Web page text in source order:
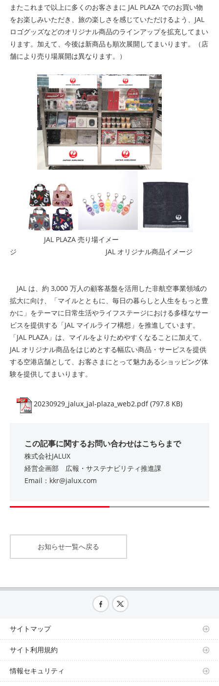
またこれまで以上に多くのお客さまに JAL PLAZA でのお買い物
をお楽しみいただき、旅の楽しさを感じていただけるよう、JAL
ロゴグッズなどのオリジナル商品のラインアップを拡充してまい
ります。加えて、今後は新商品も順次展開してまいります。（店
舗により売り場展開は異なります。）
JAL PLAZA 売り場イメー
ジ JAL オリジナル商品イメージ
JAL は、約 3,000 万人の顧客基盤を活用した非航空事業領域の
拡大に向け、「マイルとともに、毎日の暮らしと人生をもっと豊
かに」をテーマに日常生活やライフステージにおける多様なサー
ビスを提供する「JAL マイルライフ構想」を推進しています。
「JAL PLAZA」は、マイルをよりためやすくなることに加えて、
JAL オリジナル商品をはじめとする幅広い商品・サービスを提供
する空港店舗として、お客さまにとって魅力あるショッピング体
験を提供してまいります。
20230929_jalux_jal-plaza_web2.pdf (797.8 KB)
この記事に関するお問い合わせはこちらまで
株式会社JALUX
経営企画部 広報・サステナビリティ推進課
Email：kkr@jalux.com
お知らせ一覧へ戻る
サイトマップ
サイト利用規約
情報セキュリティ